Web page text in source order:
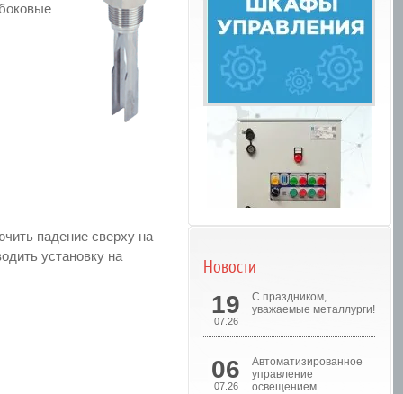
падение сверху на
установку на
Новости
19
07.26
С праздником,
уважаемые металлурги!
06
07.26
Автоматизированное
управление
освещением